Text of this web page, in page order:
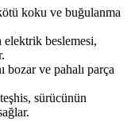
koku ve buğulanma
elektrik beslemesi,
bozar ve pahalı parça
sürücünün